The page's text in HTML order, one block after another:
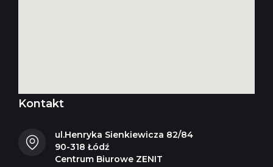
Kontakt
ul.Henryka Sienkiewicza 82/84
90-318 Łódź
Centrum Biurowe ZENIT